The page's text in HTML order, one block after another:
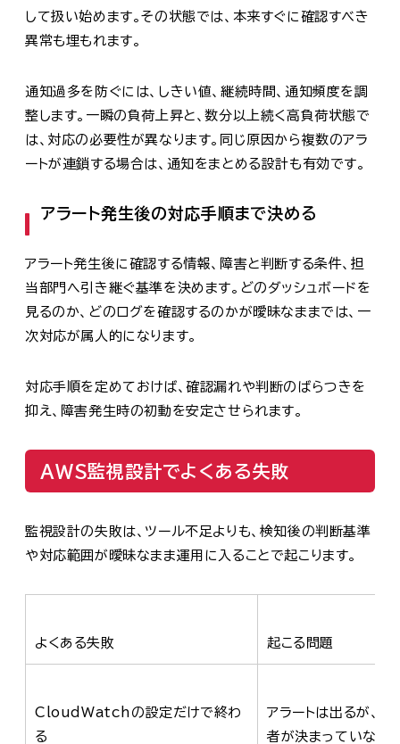
して扱い始めます。その状態では、本来すぐに確認すべき
異常も埋もれます。
通知過多を防ぐには、しきい値、継続時間、通知頻度を調
整します。一瞬の負荷上昇と、数分以上続く高負荷状態で
は、対応の必要性が異なります。同じ原因から複数のアラ
ートが連鎖する場合は、通知をまとめる設計も有効です。
アラート発生後の対応手順まで決める
アラート発生後に確認する情報、障害と判断する条件、担
当部門へ引き継ぐ基準を決めます。どのダッシュボードを
見るのか、どのログを確認するのかが曖昧なままでは、一
次対応が属人的になります。
対応手順を定めておけば、確認漏れや判断のばらつきを
抑え、障害発生時の初動を安定させられます。
AWS監視設計でよくある失敗
監視設計の失敗は、ツール不足よりも、検知後の判断基準
や対応範囲が曖昧なまま運用に入ることで起こります。
よくある失敗 起こる問題
CloudWatchの設定だけで終わ
る
アラートは出るが、
者が決まっていない